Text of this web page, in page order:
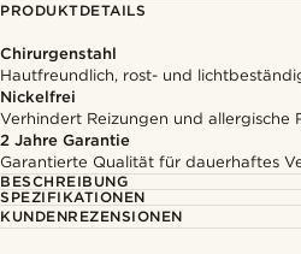
PRODUKTDETAILS
Chirurgenstahl
Hautfreundlich, rost- und
Nickelfrei
Verhindert Reizungen und allergische
2 Jahre Garantie
Garantierte Qualität für dauerhaftes
BESCHREIBUNG
SPEZIFIKATIONEN
KUNDENREZENSIONEN